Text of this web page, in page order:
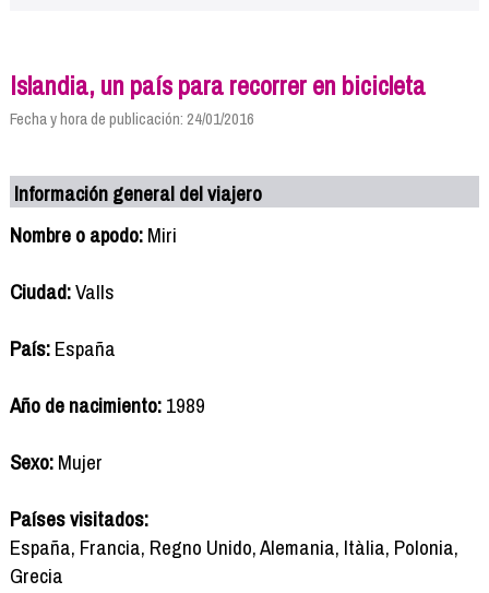
Islandia, un país para recorrer en bicicleta
Fecha y hora de publicación: 24/01/2016
Información general del viajero
Nombre o apodo:Miri
Ciudad:Valls
País:España
Año de nacimiento:1989
Sexo:Mujer
Países visitados:
España, Francia, Regno Unido, Alemania, Itàlia, Polonia,
Grecia